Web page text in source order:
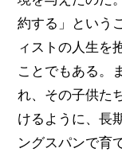
約する」という
ィストの人生を
ことでもある。
れ、その子供た
けるように、長
ングスパンで育